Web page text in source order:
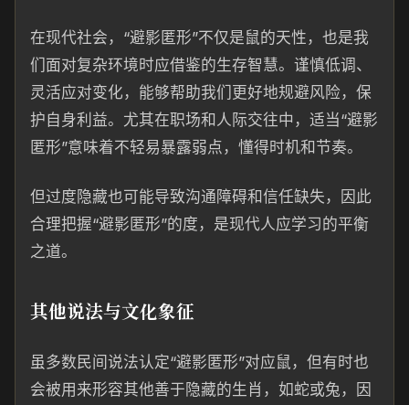
在现代社会，“避影匿形”不仅是鼠的天性，也是我
们面对复杂环境时应借鉴的生存智慧。谨慎低调、
灵活应对变化，能够帮助我们更好地规避风险，保
护自身利益。尤其在职场和人际交往中，适当“避影
匿形”意味着不轻易暴露弱点，懂得时机和节奏。
但过度隐藏也可能导致沟通障碍和信任缺失，因此
合理把握“避影匿形”的度，是现代人应学习的平衡
之道。
其他说法与文化象征
虽多数民间说法认定“避影匿形”对应鼠，但有时也
会被用来形容其他善于隐藏的生肖，如蛇或兔，因